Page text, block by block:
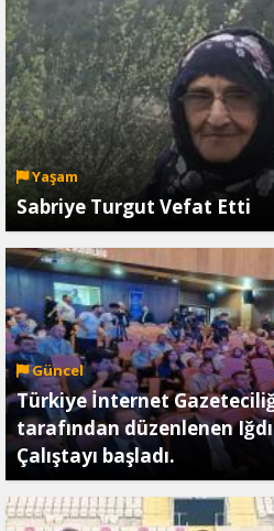
Yaşam
Sabriye Turgut Vefat Etti
Güncel
Türkiye İnternet
tarafından düzenlenen
Çalıştayı başladı.